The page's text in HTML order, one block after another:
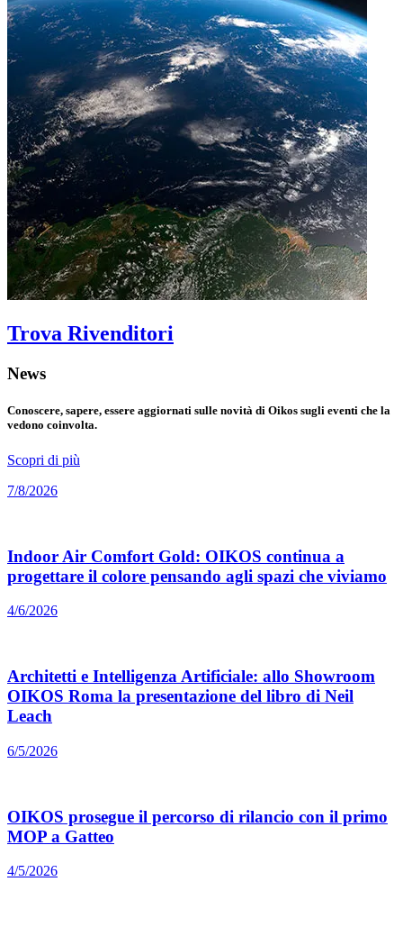
Trova Rivenditori
News
Conoscere, sapere, essere aggiornati sulle novità di Oikos sugli eventi che la
vedono coinvolta.
Scopri di più
7/8/2026
Indoor Air Comfort Gold: OIKOS continua a
progettare il colore pensando agli spazi che viviamo
4/6/2026
Architetti e Intelligenza Artificiale: allo Showroom
OIKOS Roma la presentazione del libro di Neil
Leach
6/5/2026
OIKOS prosegue il percorso di rilancio con il primo
MOP a Gatteo
4/5/2026